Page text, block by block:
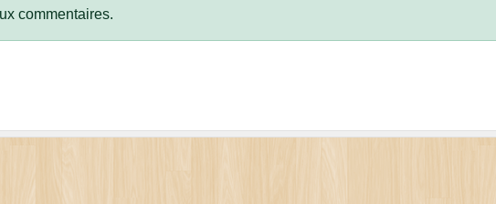
commentaires.